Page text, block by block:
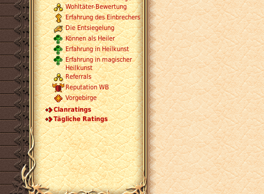
Wohltäter-Bewertung
Erfahrung des Einbrechers
Die Entsiegelung
Können als Heiler
Erfahrung in Heilkunst
Erfahrung in magischer
Heilkunst
Referrals
Reputation WB
Vorgebirge
Clanratings
Tägliche Ratings